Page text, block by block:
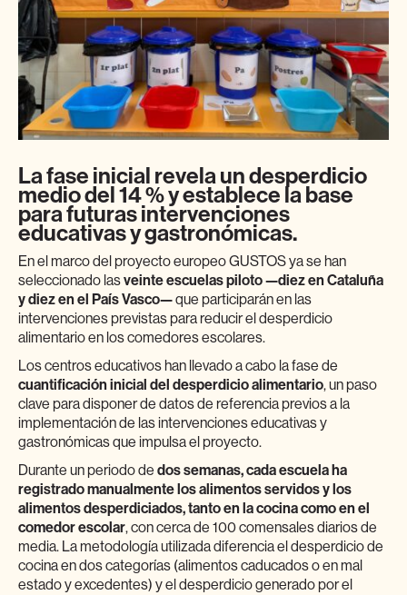
La fase inicial revela un desperdicio
medio del 14 % y establece la base
para futuras intervenciones
educativas y gastronómicas.
En el marco del proyecto europeo GUSTOS ya se han
seleccionado lasveinte escuelas piloto —diez en Cataluña
y diez en el País Vasco—que participarán en las
intervenciones previstas para reducir el desperdicio
alimentario en los comedores escolares.
Los centros educativos han llevado a cabo la fase de
cuantificación inicial del desperdicio alimentario, un paso
clave para disponer de datos de referencia previos a la
implementación de las intervenciones educativas y
gastronómicas que impulsa el proyecto.
Durante un periodo de dos semanas, cada escuela ha
registrado manualmente los alimentos servidos y los
alimentos desperdiciados, tanto en la cocina como en el
comedor escolar, con cerca de 100 comensales diarios de
media. La metodología utilizada diferencia el desperdicio de
cocina en dos categorías (alimentos caducados o en mal
estado y excedentes) y el desperdicio generado por el